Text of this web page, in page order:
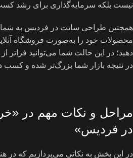
نیست بلکه سرمایه‌گذاری برای رشد
همچنین طراحی سایت در فردیس به شما
محصولات خود را به‌صورت فروشگاه
دهید؛ در این حالت شما می‌توانید فراتر
در نتیجه بازار شما بزرگ‌تر شده و کسب
مراحل و نکات مهم در
در فردیس»
در این بخش به نکاتی می‌پردازیم که در